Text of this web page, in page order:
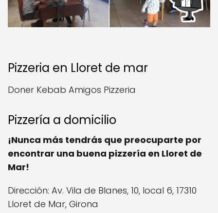
Pizzeria en Lloret de mar
Doner Kebab Amigos Pizzeria
Pizzería a domicilio
¡Nunca más tendrás que preocuparte por
encontrar una buena pizzería en Lloret de
Mar!
Dirección: Av. Vila de Blanes, 10, local 6, 17310
Lloret de Mar, Girona